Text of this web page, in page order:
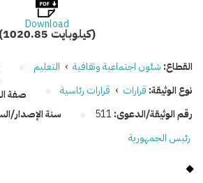
Download
(1020.85 كيلوبايت)
القطاع: شئون اجتماعية وثقافية › التعليم
نوع الوثيقة: قرارات › قرارات رئاسية
رقم الوثيقة/الدعوى: 511 سنة الإصدار/
صفة
رئيس الجمهورية